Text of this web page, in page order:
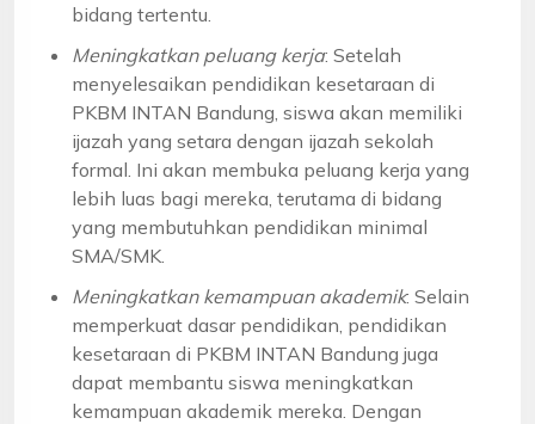
bidang tertentu.
Meningkatkan peluang kerja: Setelah
menyelesaikan pendidikan kesetaraan di
PKBM INTAN Bandung, siswa akan memiliki
ijazah yang setara dengan ijazah sekolah
formal. Ini akan membuka peluang kerja yang
lebih luas bagi mereka, terutama di bidang
yang membutuhkan pendidikan minimal
SMA/SMK.
Meningkatkan kemampuan akademik: Selain
memperkuat dasar pendidikan, pendidikan
kesetaraan di PKBM INTAN Bandung juga
dapat membantu siswa meningkatkan
kemampuan akademik mereka. Dengan